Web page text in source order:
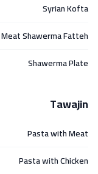
Syrian Kofta
Meat Shawerma Fatteh
Shawerma Plate
Tawajin
Pasta with Meat
Pasta with Chicken